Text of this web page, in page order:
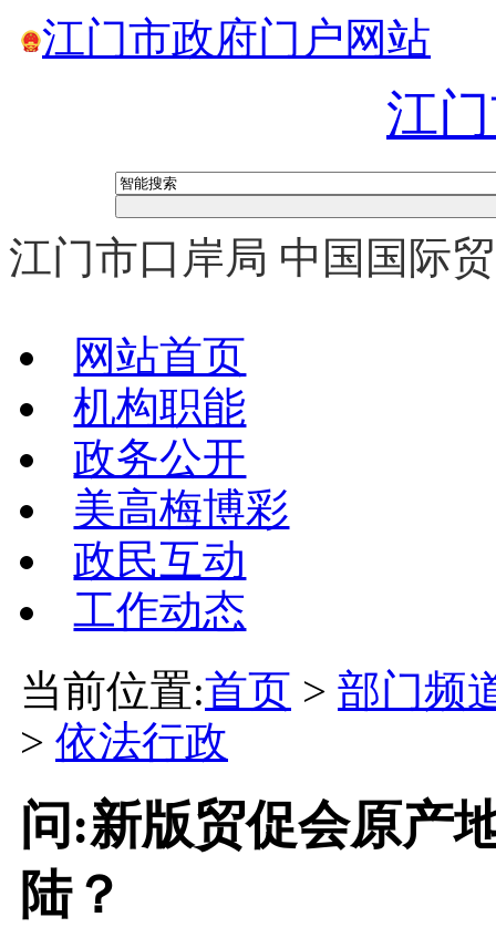
江门市政府门户网站
江
江门市口岸局 中国国际
网站首页
机构职能
政务公开
美高梅博彩
政民互动
工作动态
当前位置:首页 > 部门频
> 依法行政
问:新版贸促会原产
陆？